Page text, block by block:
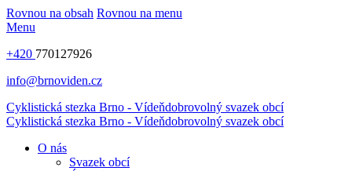
Rovnou na obsah Rovnou na menu
Menu
+420 770127926
info@brnoviden.cz
Cyklistická stezka Brno - Vídeňdobrovolný svazek obcí
Cyklistická stezka Brno - Vídeňdobrovolný svazek obcí
O nás
Svazek obcí